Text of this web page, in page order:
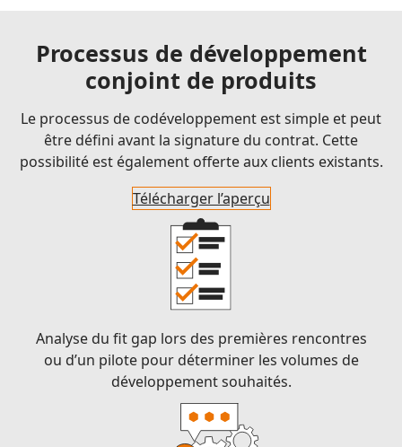
Processus de développement
conjoint de produits
Le processus de codéveloppement est simple et peut
être défini avant la signature du contrat. Cette
possibilité est également offerte aux clients existants.
Télécharger l’aperçu
Analyse du fit gap lors des premières rencontres
ou d’un pilote pour déterminer les volumes de
développement souhaités.